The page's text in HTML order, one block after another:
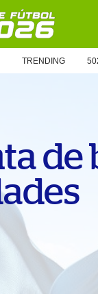
TRENDING
de